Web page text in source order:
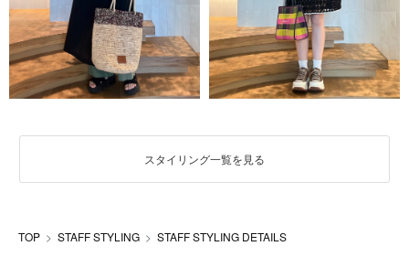
スタイリング一覧を見る
TOP STAFF STYLING STAFF STYLING DETAILS